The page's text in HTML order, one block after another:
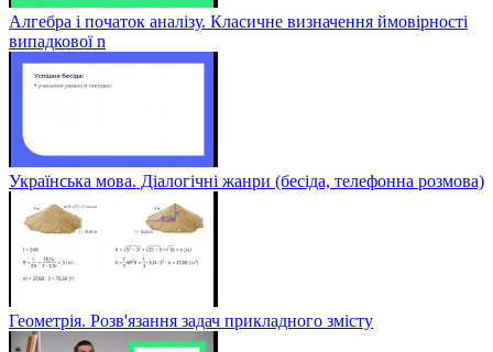
Алгебра і початок аналізу. Класичне визначення ймовірності
випадкової n
Українська мова. Діалогічні жанри (бесіда, телефонна розмова)
Геометрія. Розв'язання задач прикладного змісту